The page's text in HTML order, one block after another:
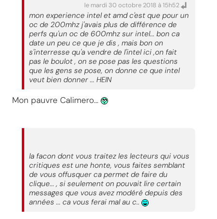
le mardi 30 octobre 2018 à 15h52
mon experience intel et amd c'est que pour un
oc de 200mhz j'avais plus de différence de
perfs qu'un oc de 600mhz sur intel... bon ca
date un peu ce que je dis , mais bon on
s'interresse qu'a vendre de l'intel ici ,on fait
pas le boulot , on se pose pas les questions
que les gens se pose, on donne ce que intel
veut bien donner ... HEIN
Mon pauvre Calimero...
la facon dont vous traitez les lecteurs qui vous
critiques est une honte, vous faites semblant
de vous offusquer ca permet de faire du
clique... , si seulement on pouvait lire certain
messages que vous avez modéré depuis des
années ... ca vous ferai mal au c..